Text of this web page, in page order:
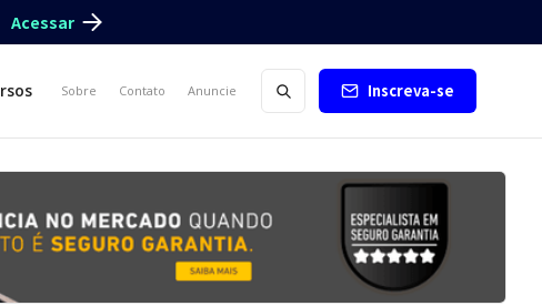
Acessar
Sobre Contato Anuncie Inscreva-se